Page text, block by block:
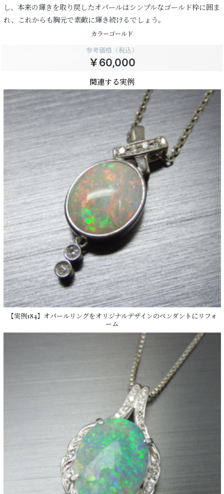
し、本来の輝きを取り戻したオパールはシンプルなゴールド枠に囲ま
れ、これからも胸元で素敵に輝き続けるでしょう。
カラーゴールド
参考価格（税込）
￥60,000
関連する実例
【実例184】オパールリングをオリジナルデザインのペンダントにリフォ
ーム